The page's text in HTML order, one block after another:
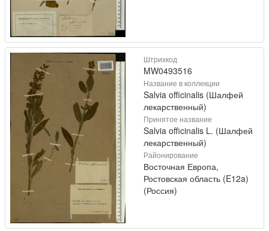
Штрихкод
MW0493516
Название в коллекции
Salvia officinalis (Шалфей
лекарственный)
Принятое название
Salvia officinalis L. (Шалфей
лекарственный)
Районирование
Восточная Европа,
Ростовская область (E12a)
(Россия)